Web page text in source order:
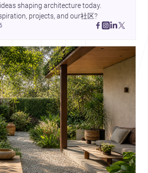
shaping architecture today.
projects, and our社区?